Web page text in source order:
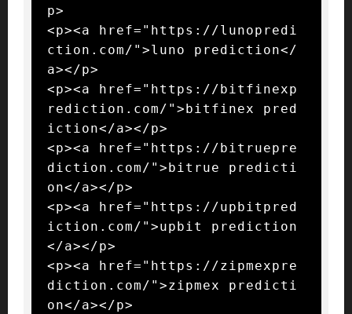
p>
<p><a href="https://lunopredi
ction.com/">luno prediction</
a></p>
<p><a href="https://bitfinexp
rediction.com/">bitfinex pred
iction</a></p>
<p><a href="https://bitruepre
diction.com/">bitrue predicti
on</a></p>
<p><a href="https://upbitpred
iction.com/">upbit prediction
</a></p>
<p><a href="https://zipmexpre
diction.com/">zipmex predicti
on</a></p>